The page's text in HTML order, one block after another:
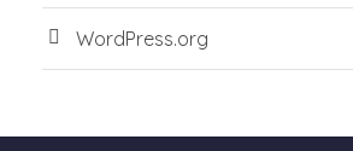
WordPress.org